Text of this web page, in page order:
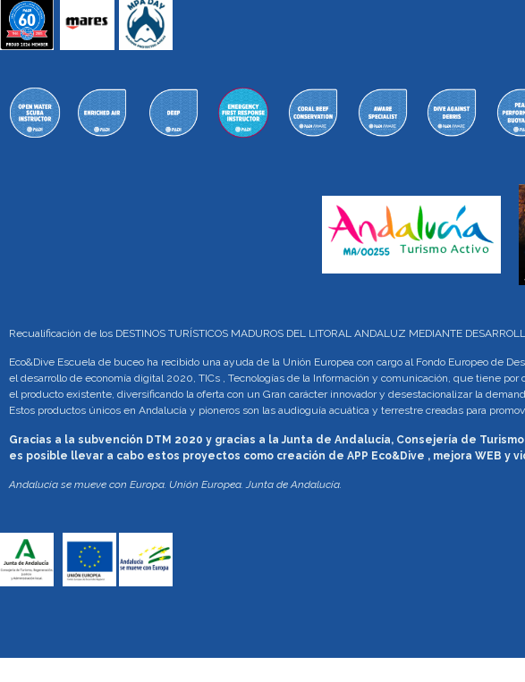
Recualificación de los DESTINOS TURÍSTICOS MADUROS DEL LITORAL ANDALUZ MEDIANTE
Eco&Dive Escuela de buceo ha recibido una ayuda de la Unión Europea con cargo al Fondo Europeo de
el desarrollo de economía digital 2020, TICs , Tecnologías de la Información y comunicación, que tiene
el producto existente, diversificando la oferta con un Gran carácter innovador y desestacionalizar la
Estos productos únicos en Andalucía y pioneros son las audioguía acuática y terrestre creadas para
Gracias a la subvención DTM 2020 y gracias a la Junta de Andalucía, Consejería de
es posible llevar a cabo estos proyectos como creación de APP Eco&Dive , mejora WEB y
Andalucía se mueve con Europa. Unión Europea. Junta de Andalucía.